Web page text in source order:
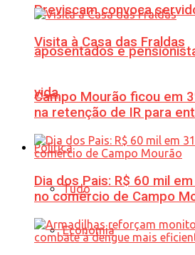
Previscam convoca
aposentados e
vida
Política
Tudo
Economia
Visita à Casa das Fraldas
Campo Mourão ficou em
na retenção de IR para
Dia dos Pais: R$ 60 mil
no comércio de Campo